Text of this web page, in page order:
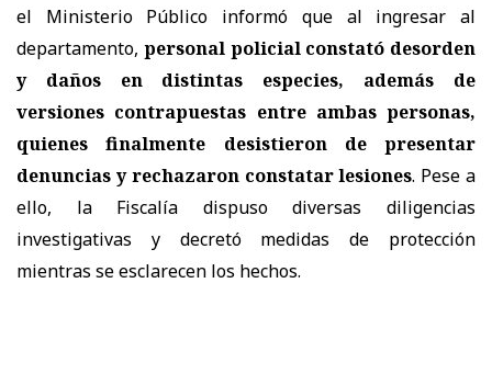
el Ministerio Público informó que al ingresar al
departamento, personal policial constató desorden
y daños en distintas especies, además de
versiones contrapuestas entre ambas personas,
quienes finalmente desistieron de presentar
denuncias y rechazaron constatar lesiones. Pese a
ello, la Fiscalía dispuso diversas diligencias
investigativas y decretó medidas de protección
mientras se esclarecen los hechos.